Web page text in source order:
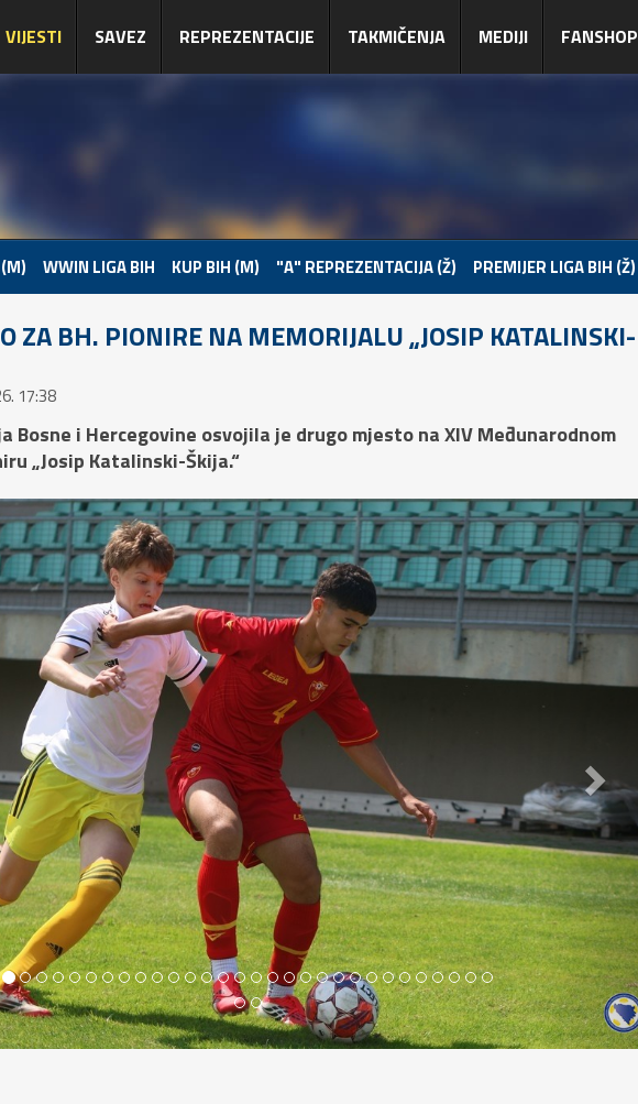
VIJESTI SAVEZ REPREZENTACIJE TAKMIČENJA MEDIJI FANSHOP
WWIN LIGA BIH KUP BIH (M) "A" REPREZENTACIJA (Ž) PREMIJER LIGA BIH (Ž)
ZA BH. PIONIRE NA MEMORIJALU „JOSIP KATALINSKI-
17:38
Bosne i Hercegovine osvojila je drugo mjesto na XIV Međunarodnom
„Josip Katalinski-Škija.“